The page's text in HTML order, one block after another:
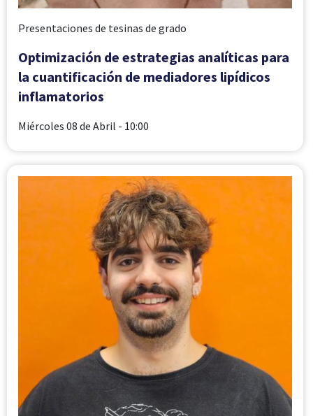
Presentaciones de tesinas de grado
Optimización de estrategias analíticas para
la cuantificación de mediadores lipídicos
inflamatorios
Miércoles 08 de Abril - 10:00